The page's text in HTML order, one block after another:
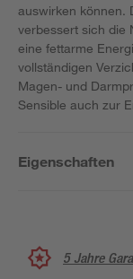
auswirken können.
verbessert sich die
eine fettarme
vollständigen
Magen- und
Sensible auch zur
Eigenschaften
5 Jahre